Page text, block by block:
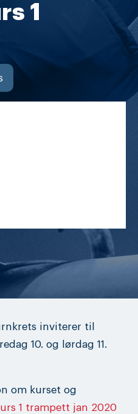
1
inviterer til
10. og lørdag 11.
om kurset og
1 trampett jan 2020